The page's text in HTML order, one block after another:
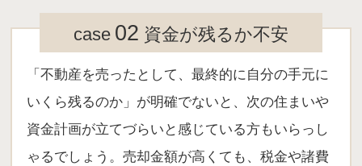
case 02 資金が残るか不安
「不動産を売ったとして、最終的に自分の手元に
いくら残るのか」が明確でないと、次の住まいや
資金計画が立てづらいと感じている方もいらっし
ゃるでしょう。売却金額が高くても、税金や諸費